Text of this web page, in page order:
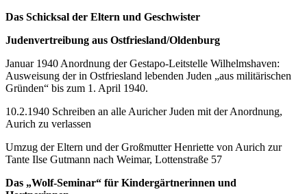
Das Schicksal der Eltern und Geschwister
Judenvertreibung aus Ostfriesland/Oldenburg
Januar 1940 Anordnung der Gestapo-Leitstelle Wilhelmshaven:
Ausweisung der in Ostfriesland lebenden Juden „aus militärischen
Gründen“ bis zum 1. April 1940.
10.2.1940 Schreiben an alle Auricher Juden mit der Anordnung,
Aurich zu verlassen
Umzug der Eltern und der Großmutter Henriette von Aurich zur
Tante Ilse Gutmann nach Weimar, Lottenstraße 57
Das „Wolf-Seminar“ für Kindergärtnerinnen und